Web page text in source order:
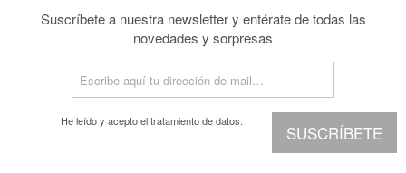
Suscríbete a nuestra newsletter y entérate de todas las
novedades y sorpresas
SUSCRÍBETE
He leído y acepto eltratamiento de datos.